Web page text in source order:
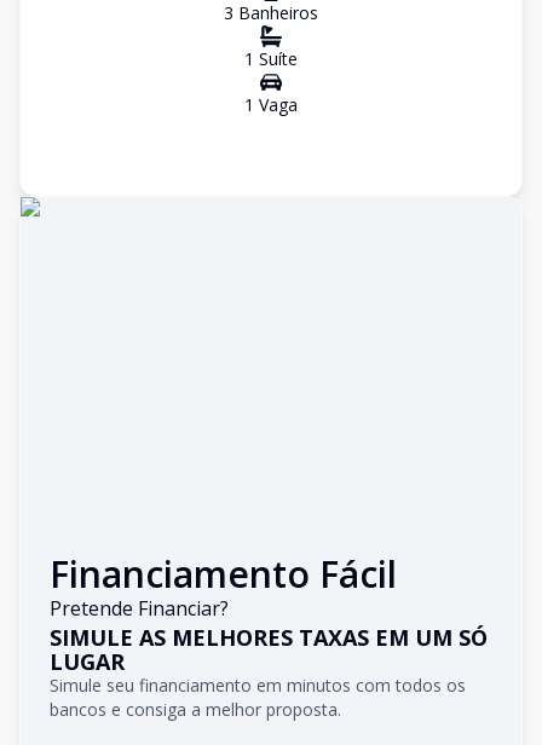
3 Banheiros
1 Suíte
1 Vaga
Financiamento Fácil
Pretende Financiar?
SIMULE AS MELHORES TAXAS EM UM SÓ
LUGAR
Simule seu financiamento em minutos com todos os
bancos e consiga a melhor proposta.